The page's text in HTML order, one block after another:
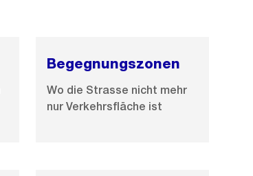
Begegnungszonen
Wo die Strasse nicht mehr
nur Verkehrsfläche ist